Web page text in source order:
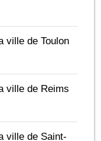
ville de Toulon
ville de Reims
ville de Saint-